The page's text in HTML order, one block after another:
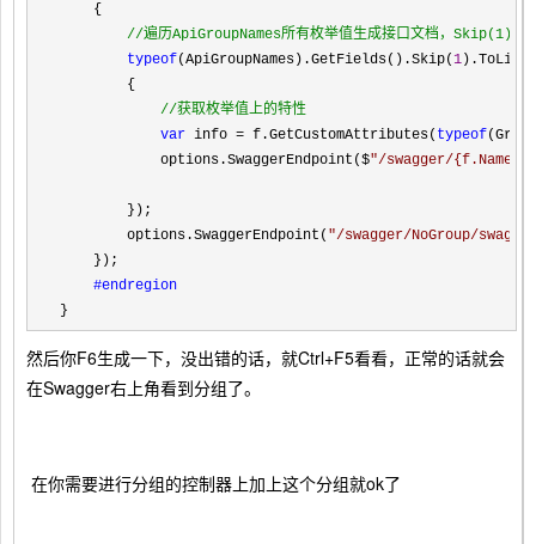
    {
//遍历ApiGroupNames所有枚举值生成接口文档，Skip(1)
typeof(ApiGroupNames).GetFields().Skip(1
        {
//获取枚举值上的特性
var info = f.GetCustomAttributes( typeof
            options.SwaggerEndpoint($
"/swagger/{f.Name}/
        });
        options.SwaggerEndpoint(
"/swagger/NoGroup/
    });
#endregion
}
然后你F6生成一下，没出错的话，就Ctrl+F5看看，正常的话就会
在Swagger右上角看到分组了。
在你需要进行分组的控制器上加上这个分组就ok了